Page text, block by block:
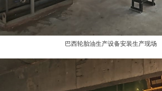
巴西轮胎油生产设备安装生产现场